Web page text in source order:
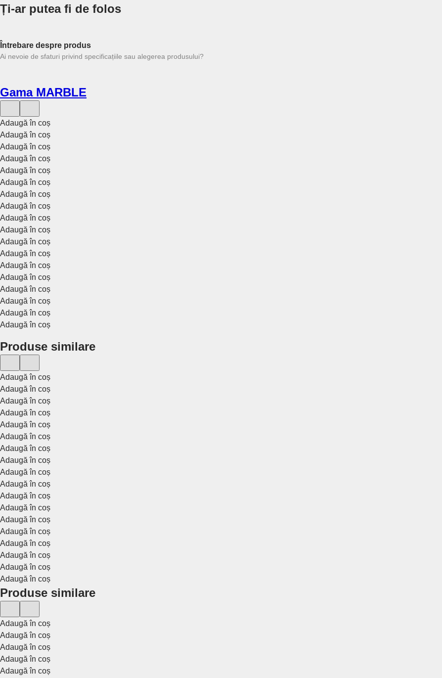
Ți-ar putea fi de folos
Întrebare despre produs
Ai nevoie de sfaturi privind specificațiile sau alegerea produsului?
Gama MARBLE
Adaugă în coș
Adaugă în coș
Adaugă în coș
Adaugă în coș
Adaugă în coș
Adaugă în coș
Adaugă în coș
Adaugă în coș
Adaugă în coș
Adaugă în coș
Adaugă în coș
Adaugă în coș
Adaugă în coș
Adaugă în coș
Adaugă în coș
Adaugă în coș
Adaugă în coș
Adaugă în coș
Produse similare
Adaugă în coș
Adaugă în coș
Adaugă în coș
Adaugă în coș
Adaugă în coș
Adaugă în coș
Adaugă în coș
Adaugă în coș
Adaugă în coș
Adaugă în coș
Adaugă în coș
Adaugă în coș
Adaugă în coș
Adaugă în coș
Adaugă în coș
Adaugă în coș
Adaugă în coș
Adaugă în coș
Produse similare
Adaugă în coș
Adaugă în coș
Adaugă în coș
Adaugă în coș
Adaugă în coș